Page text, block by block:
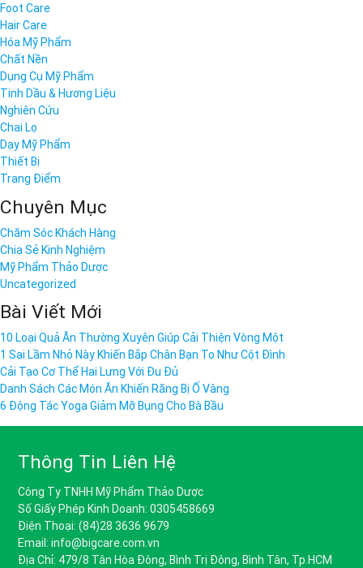
Foot Care
Hair Care
Hóa Mỹ Phẩm
Chất Nền
Dụng Cụ Mỹ Phẩm
Tinh Dầu & Hương Liệu
Nghiên Cứu
Chai Lọ
Dạy Mỹ Phẩm
Thiết Bị
Trang Điểm
Chuyên Mục
Chăm Sóc Khách Hàng
Chia Sẻ Kinh Nghiệm
Mỹ Phẩm Thảo Dược
Uncategorized
Bài Viết Mới
10 Loại Quả Ăn Thường Xuyên Giúp Cải Thiện Vòng Một
1 Sai Lầm Nhỏ Này Khiến Bắp Chân Bạn To Như Cột Đình
Cải Tạo Cơ Thể Hai Lưng Với Đu Đủ
Danh Sách Các Món Ăn Khiến Răng Bị Ố Vàng
6 Động Tác Yoga Giảm Mỡ Bụng Cho Bà Bầu
Thông Tin Liên Hệ
Công Ty TNHH Mỹ Phẩm Thảo Dược
Số Giấy Phép Kinh Doanh: 0305458669
Điện Thoại: (84)28 3636 9679
Email: info@bigcare.com.vn
Địa Chỉ: 479/8 Tân Hòa Đông, Bình Trị Đông, Bình Tân, Tp.HCM